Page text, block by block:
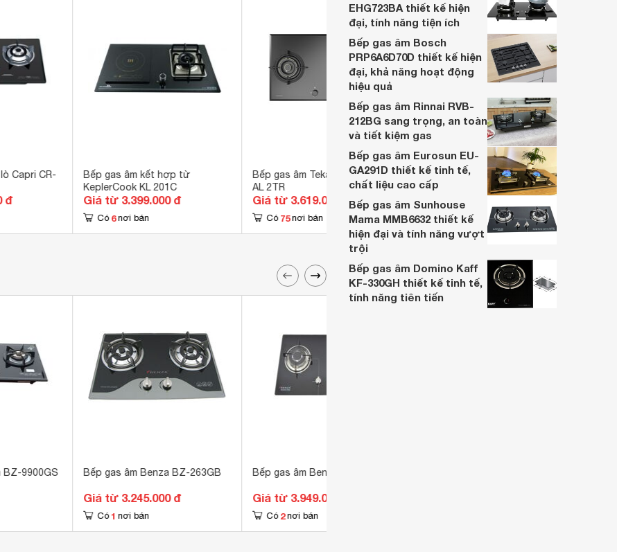
Capri CR-
đ
Bếp gas âm kết hợp từ
KeplerCook KL 201C
Giá từ 3.399.000 đ
Có 6 nơi bán
Bếp gas âm Teka GVI 75 2G AI
AL 2TR
Giá từ 3.619.000 đ
Có 75 nơi bán
Bếp gas âm Malloca AS9402BG
(AS-9402-BG)
Giá từ 3.808.800 đ
Có 86 nơi bán
BZ-9900GS Bếp gas âm Benza BZ-263GB
Giá từ 3.245.000 đ
Có 1 nơi bán
Bếp gas âm Benza BZ-720GS
Giá từ 3.949.000 đ
Có 2 nơi bán
EHG723BA thiết kế hiện
đại, tính năng tiện ích
Bếp gas âm Bosch
PRP6A6D70D thiết kế hiện
đại, khả năng hoạt động
hiệu quả
Bếp gas âm Rinnai RVB-
212BG sang trọng, an toàn
và tiết kiệm gas
Bếp gas âm Eurosun EU-
GA291D thiết kế tinh tế,
chất liệu cao cấp
Bếp gas âm Sunhouse
Mama MMB6632 thiết kế
hiện đại và tính năng vượt
trội
Bếp gas âm Domino Kaff
KF-330GH thiết kế tinh tế,
tính năng tiên tiến